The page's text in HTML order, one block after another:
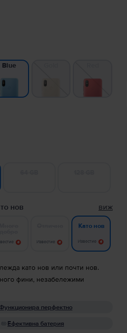
Blue
нов виж
Известие
Като нов
Известие
като нов или почти нов.
фини, незабележими
Функционира перфектно
Ефективна батерия